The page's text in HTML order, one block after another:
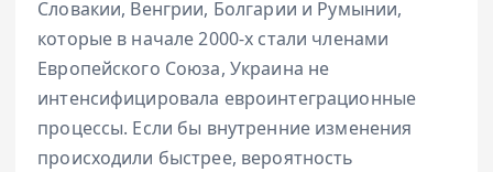
Словакии, Венгрии, Болгарии и Румынии,
которые в начале 2000-х стали членами
Европейского Союза, Украина не
интенсифицировала евроинтеграционные
процессы. Если бы внутренние изменения
происходили быстрее, вероятность